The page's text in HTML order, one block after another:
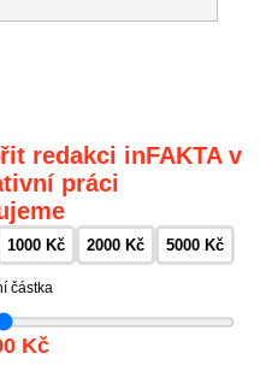
redakci inFAKTA v
práci
1000 Kč 2000 Kč 5000 Kč
částka
Kč